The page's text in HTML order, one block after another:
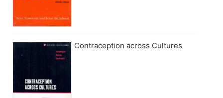
Contraception across Cultures